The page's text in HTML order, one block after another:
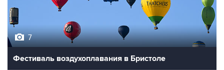
Фестиваль воздухоплавания в Бристоле